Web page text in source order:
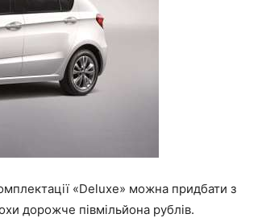
«Deluxe» можна придбати з
дорожче півмільйона рублів.